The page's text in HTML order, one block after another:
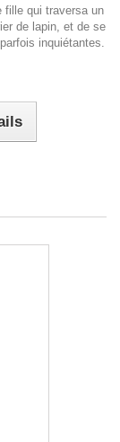
fille qui traversa un
de lapin, et de se
inquiétantes.